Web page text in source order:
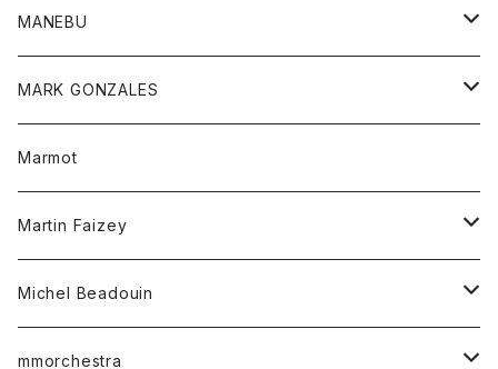
ベスト
ポロシャツ
ロングスリーブTシャツ
チュニック
ワンピース
Tシャツ
靴
MANEBU
靴
MARK GONZALES
トップス
Tシャツ
Marmot
Martin Faizey
ベルト
Michel Beadouin
トップス
mmorchestra